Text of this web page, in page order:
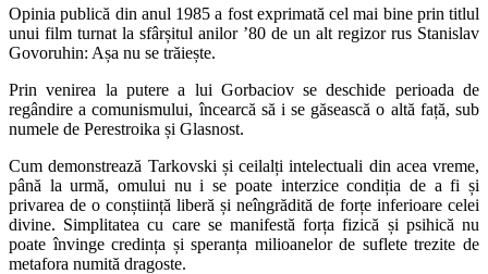
Opinia publică din anul 1985 a fost exprimată cel mai bine prin titlul
unui film turnat la sfârșitul anilor ’80 de un alt regizor rus Stanislav
Govoruhin: Așa nu se trăiește.
Prin venirea la putere a lui Gorbaciov se deschide perioada de
regândire a comunismului, încearcă să i se găsească o altă față, sub
numele de Perestroika și Glasnost.
Cum demonstrează Tarkovski și ceilalți intelectuali din acea vreme,
până la urmă, omului nu i se poate interzice condiția de a fi și
privarea de o conștiință liberă și neîngrădită de forțe inferioare celei
divine. Simplitatea cu care se manifestă forța fizică și psihică nu
poate învinge credința și speranța milioanelor de suflete trezite de
metafora numită dragoste.